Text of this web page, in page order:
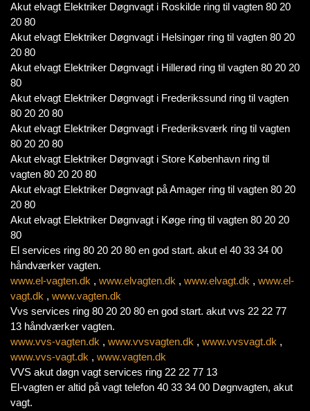
Akut elvagt Elektriker Døgnvagt i Roskilde ring til vagten 80 20
20 80
Akut elvagt Elektriker Døgnvagt i Helsingør ring til vagten 80 20
20 80
Akut elvagt Elektriker Døgnvagt i Hillerød ring til vagten 80 20 20
80
Akut elvagt Elektriker Døgnvagt i Frederikssund ring til vagten
80 20 20 80
Akut elvagt Elektriker Døgnvagt i Frederiksværk ring til vagten
80 20 20 80
Akut elvagt Elektriker Døgnvagt i Store København ring til
vagten 80 20 20 80
Akut elvagt Elektriker Døgnvagt på Amager ring til vagten 80 20
20 80
Akut elvagt Elektriker Døgnvagt i Køge ring til vagten 80 20 20
80
El services ring 80 20 20 80 en god start. akut el 40 33 34 00
håndværker vagten.
www.el-vagten.dk , www.elvagten.dk , www.elvagt.dk , www.el-
vagt.dk , www.vagten.dk
Vvs services ring 80 20 20 80 en god start. akut vvs 22 22 77
13 håndværker vagten.
www.vvs-vagten.dk , www.vvsvagten.dk , www.vvsvagt.dk ,
www.vvs-vagt.dk , www.vagten.dk
VVS akut døgn vagt services ring 22 22 77 13
El-vagten er altid på vagt telefon 40 33 34 00 Døgnvagten, akut
vagt.